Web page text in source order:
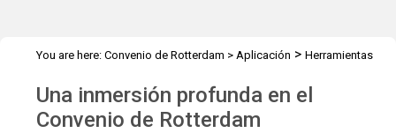
You are here: Convenio de Rotterdam > Aplicación > Herramientas
Convenio de Rotterdam
Una inmersión profunda en el
Convenio de Rotterdam